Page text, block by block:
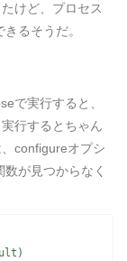
けど、プロセス
るそうだ。
で実行すると、
行するとちゃん
configureオプシ
が見つからなく